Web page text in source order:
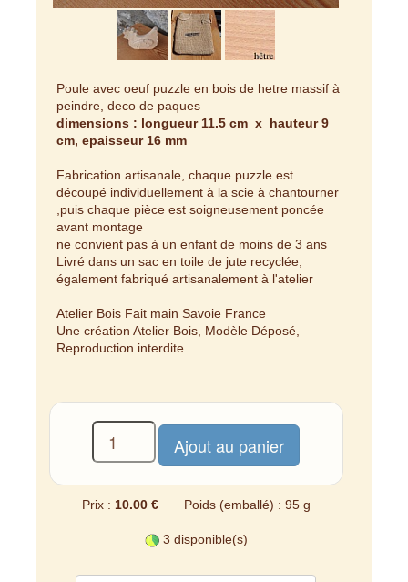
Poule avec oeuf puzzle en bois de hetre massif à
peindre, deco de paques
dimensions : longueur 11.5 cm x hauteur 9
cm, epaisseur 16 mm
Fabrication artisanale, chaque puzzle est
découpé individuellement à la scie à chantourner
,puis chaque pièce est soigneusement poncée
avant montage
ne convient pas à un enfant de moins de 3 ans
Livré dans un sac en toile de jute recyclée,
également fabriqué artisanalement à l'atelier
Atelier Bois Fait main Savoie France
Une création Atelier Bois, Modèle Déposé,
Reproduction interdite
Prix : 10.00 € Poids (emballé) : 95 g
3 disponible(s)